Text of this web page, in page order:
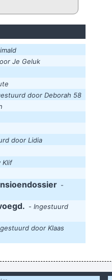
Je Geluk
door Deborah 58
door Lidia
Klif
-
- Ingestuurd
door Klaas